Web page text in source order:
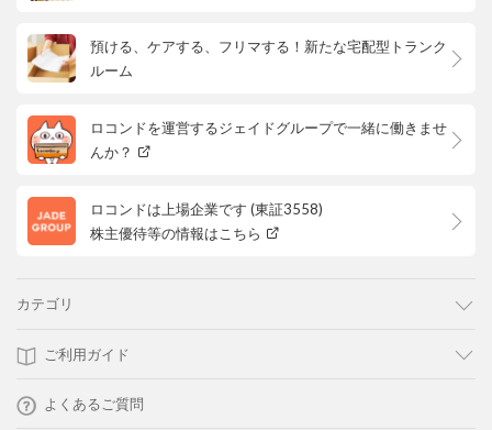
預ける、ケアする、フリマする！新たな宅配型トランク
ルーム
ロコンドを運営するジェイドグループで一緒に働きませ
んか？
ロコンドは上場企業です (東証3558)
株主優待等の情報はこちら
カテゴリ
ご利用ガイド
よくあるご質問